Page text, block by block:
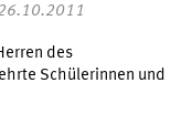
des
Schülerinnen und